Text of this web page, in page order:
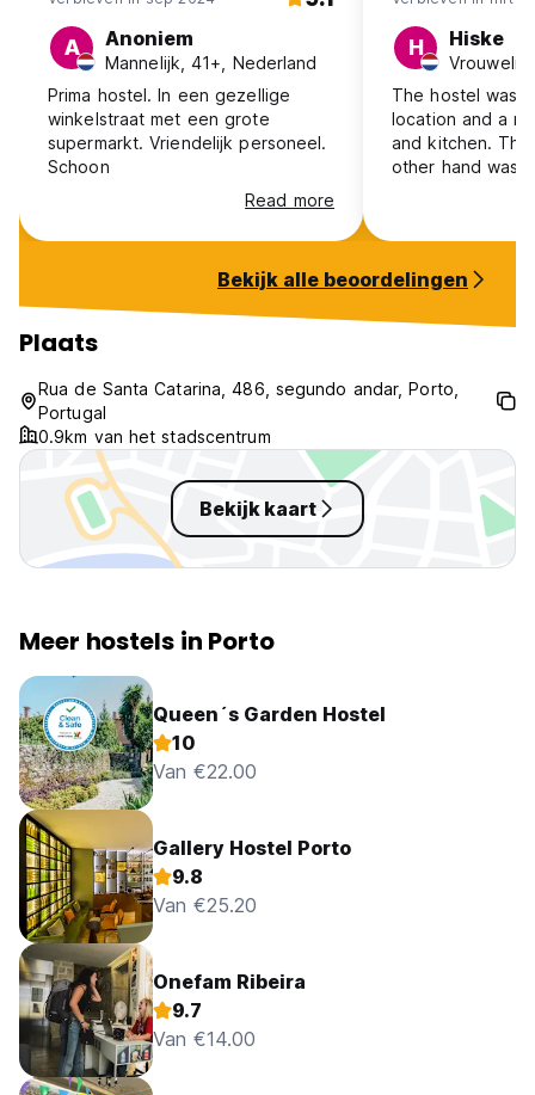
A Anoniem
Mannelijk, 41+, Nederland
Prima hostel. In een gezellige
winkelstraat met een grote
supermarkt. Vriendelijk personeel.
Schoon
Read more
H Hiske
The hostel was
location and a
and kitchen.
other hand was
wall.
Bekijk alle beoordelingen
Plaats
Rua de Santa Catarina, 486, segundo andar, Porto,
Portugal
0.9km van het stadscentrum
Bekijk kaart
Meer hostels in Porto
Queen´s Garden Hostel
10
Van €22.00
Gallery Hostel Porto
9.8
Van €25.20
Onefam Ribeira
9.7
Van €14.00